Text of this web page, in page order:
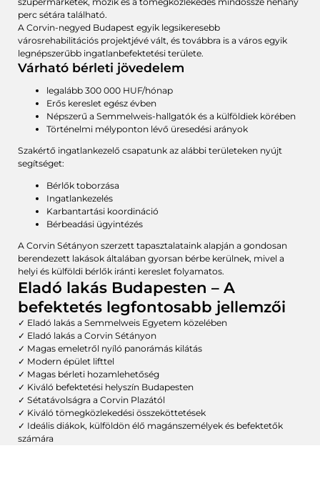
perc sétára található.
A Corvin-negyed Budapest egyik legsikeresebb
városrehabilitációs projektjévé vált, és továbbra is a város egyik
legnépszerűbb ingatlanbefektetési területe.
Várható bérleti jövedelem
legalább 300 000 HUF/hónap
Erős kereslet egész évben
Népszerű a Semmelweis-hallgatók és a külföldiek körében
Történelmi mélyponton lévő üresedési arányok
Szakértő ingatlankezelő csapatunk az alábbi területeken nyújt
segítséget:
Bérlők toborzása
Ingatlankezelés
Karbantartási koordináció
Bérbeadási ügyintézés
A Corvin Sétányon szerzett tapasztalataink alapján a gondosan
berendezett lakások általában gyorsan bérbe kerülnek, mivel a
helyi és külföldi bérlők iránti kereslet folyamatos.
Eladó lakás Budapesten – A
befektetés legfontosabb jellemzői
✓ Eladó lakás a Semmelweis Egyetem közelében
✓ Eladó lakás a Corvin Sétányon
✓ Magas emeletről nyíló panorámás kilátás
✓ Modern épület lifttel
✓ Magas bérleti hozamlehetőség
✓ Kiváló befektetési helyszín Budapesten
✓ Sétatávolságra a Corvin Plazától
✓ Kiváló tömegközlekedési összeköttetések
✓ Ideális diákok, külföldön élő magánszemélyek és befektetők
számára